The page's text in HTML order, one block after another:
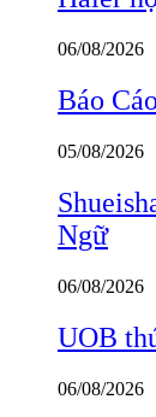
06/08/2026
Báo
05/08/2026
Ngữ
06/08/2026
UOB
06/08/2026